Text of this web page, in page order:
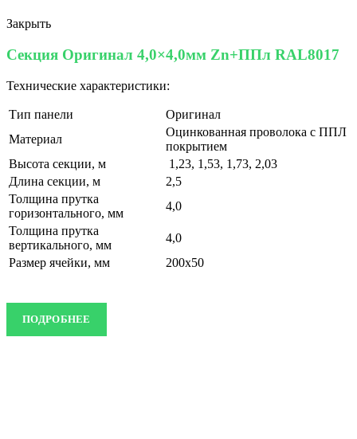
Закрыть
Секция Оригинал 4,0×4,0мм Zn+ППл RAL8017
Технические характеристики:
Тип панели
Оригинал
Материал
Оцинкованная проволока с ППЛ
покрытием
Высота секции, м
1,23, 1,53, 1,73, 2,03
Длина секции, м
2,5
Толщина прутка
горизонтального, мм
4,0
Толщина прутка
вертикального, мм
4,0
Размер ячейки, мм
200х50
ПОДРОБНЕЕ